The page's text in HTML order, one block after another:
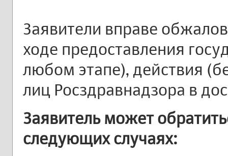
Заявители вправе
ходе предоставления
любом этапе), действия
лиц Росздравнадзора в
Заявитель может
следующих случаях: